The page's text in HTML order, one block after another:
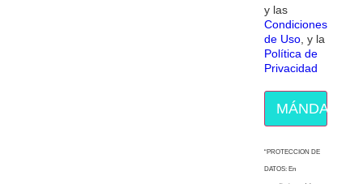
y las
Condiciones
de Uso, y la
Política de
Privacidad
MÁNDAME
“PROTECCION DE
DATOS: En